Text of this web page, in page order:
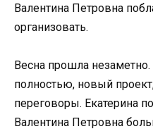
Валентина Петровна
организовать.
Весна прошла незаметно.
полностью, новый
переговоры. Екатерина
Валентина Петровна